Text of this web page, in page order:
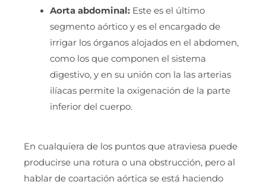
Aorta abdominal: Este es el último
segmento aórtico y es el encargado de
irrigar los órganos alojados en el abdomen,
como los que componen el sistema
digestivo, y en su unión con la las arterias
ilíacas permite la oxigenación de la parte
inferior del cuerpo.
En cualquiera de los puntos que atraviesa puede
producirse una rotura o una obstrucción, pero al
hablar de coartación aórtica se está haciendo